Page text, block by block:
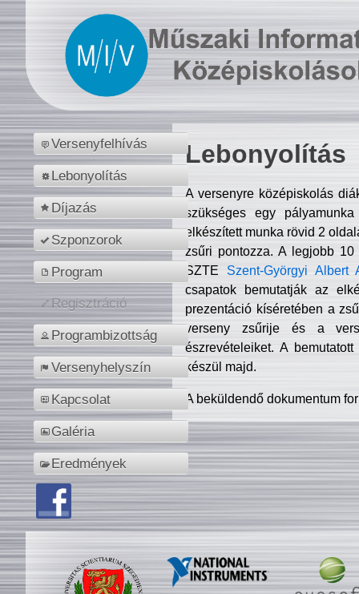
Versenyfelhívás
Lebonyolítás
Díjazás
Szponzorok
Program
Regisztráció
Programbizottság
Versenyhelyszín
Kapcsolat
Galéria
Eredmények
Lebonyolítás
A versenyre középiskolás
szükséges egy
elkészített munka rövid 2
zsűri pontozza. A legjobb
SZTE Szent-Györgyi Albert
csapatok bemutatják az
prezentáció kíséretében a
verseny zsűrije és a
észrevételeiket. A
készül majd.
A beküldendő dokumentum